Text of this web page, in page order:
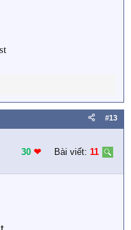
#13
30 ❤︎ Bài viết: 11